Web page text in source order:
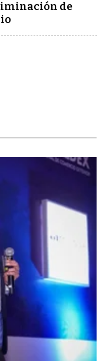
de